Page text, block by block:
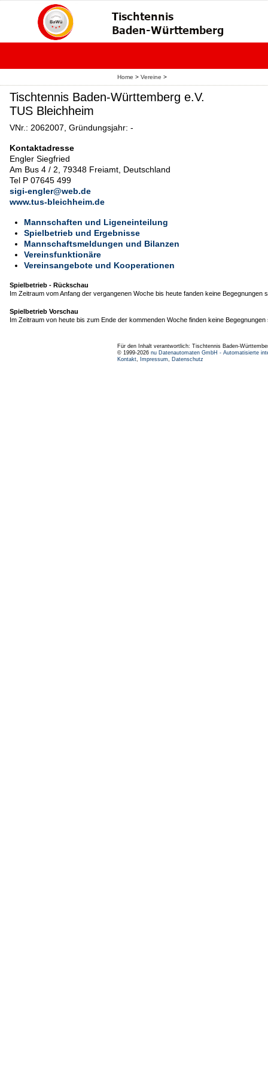
Home > Vereine >
Tischtennis Baden-Württemberg e.V.
TUS Bleichheim
VNr.: 2062007, Gründungsjahr: -
Kontaktadresse
Engler Siegfried
Am Bus 4 / 2, 79348 Freiamt, Deutschland
Tel P 07645 499
sigi-engler@web.de
www.tus-bleichheim.de
Mannschaften und Ligeneinteilung
Spielbetrieb und Ergebnisse
Mannschaftsmeldungen und Bilanzen
Vereinsfunktionäre
Vereinsangebote und Kooperationen
Spielbetrieb - Rückschau
Im Zeitraum vom Anfang der vergangenen Woche bis heute fanden keine Begegnungen
Spielbetrieb Vorschau
Im Zeitraum von heute bis zum Ende der kommenden Woche finden keine Begegnungen
Für den Inhalt verantwortlich: Tischtennis Baden-
© 1999-2026 nu Datenautomaten GmbH - Automatisierte
Kontakt, Impressum, Datenschutz